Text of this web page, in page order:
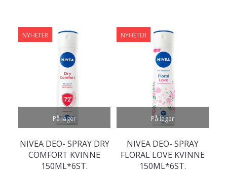
På lager
NYHETER
NIVEA DEO- SPRAY DRY
COMFORT KVINNE
150ML*6ST.
På lager
NYHETER
NIVEA DEO- SPRAY
FLORAL LOVE KVINNE
150ML*6ST.